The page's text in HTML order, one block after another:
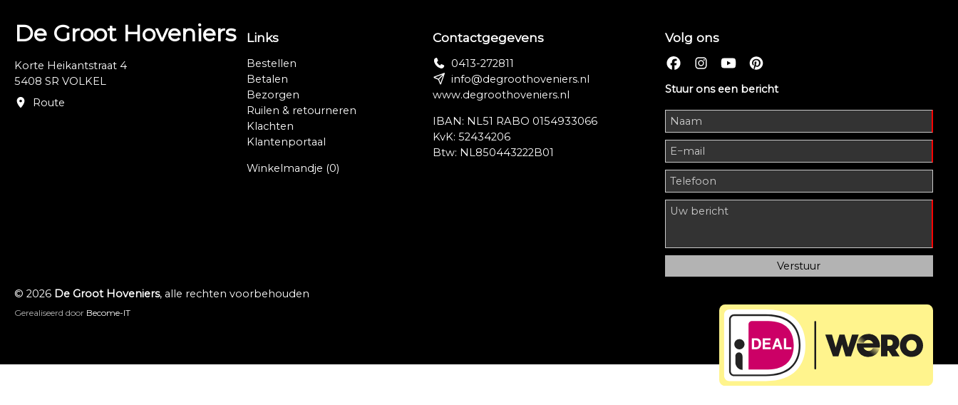
De Groot Hoveniers
Korte Heikantstraat 4
5408 SR VOLKEL
Route
Links
Bestellen
Betalen
Bezorgen
Ruilen & retourneren
Klachten
Klantenportaal
Winkelmandje (0)
Contactgegevens
0413-272811
info@degroothoveniers.nl
www.degroothoveniers.nl
IBAN: NL51 RABO 0154933066
KvK: 52434206
Btw: NL850443222B01
Volg ons
Stuur ons een bericht
© 2026 De Groot Hoveniers, alle rechten voorbehouden
Gerealiseerd door Become-IT